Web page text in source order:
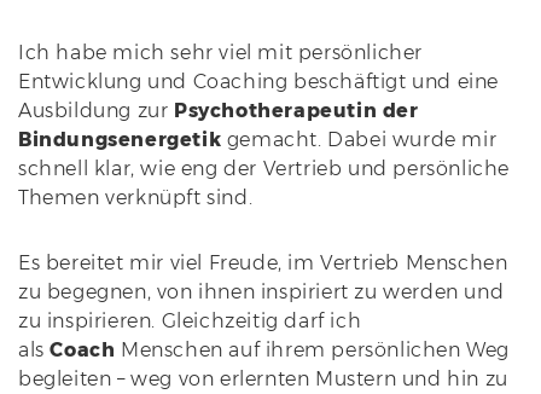
Ich habe mich sehr viel mit persönlicher
Entwicklung und Coaching beschäftigt und eine
Ausbildung zur Psychotherapeutin der
Bindungsenergetik gemacht. Dabei wurde mir
schnell klar, wie eng der Vertrieb und persönliche
Themen verknüpft sind.
Es bereitet mir viel Freude, im Vertrieb Menschen
zu begegnen, von ihnen inspiriert zu werden und
zu inspirieren. Gleichzeitig darf ich
alsCoach Menschen auf ihrem persönlichen Weg
begleiten – weg von erlernten Mustern und hin zu